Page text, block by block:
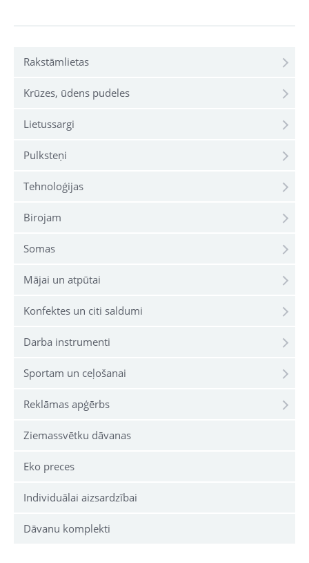
Rakstāmlietas
Krūzes, ūdens pudeles
Lietussargi
Pulksteņi
Tehnoloģijas
Birojam
Somas
Mājai un atpūtai
Konfektes un citi saldumi
Darba instrumenti
Sportam un ceļošanai
Reklāmas apģērbs
Ziemassvētku dāvanas
Eko preces
Individuālai aizsardzībai
Dāvanu komplekti